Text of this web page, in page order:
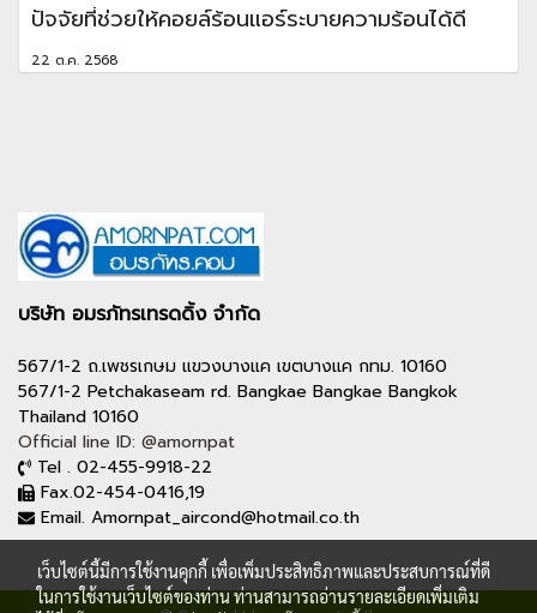
ปัจจัยที่ช่วยให้คอยล์ร้อนแอร์ระบายความร้อนได้ดี
22 ต.ค. 2568
บริษัท อมรภัทรเทรดดิ้ง จำกัด
567/1-2 ถ.เพชรเกษม แขวงบางแค เขตบางแค กทม. 10160
567/1-2 Petchakaseam rd. Bangkae Bangkae Bangkok
Thailand 10160
Official line ID: @amornpat
Tel . 02-455-9918-22
Fax.02-454-0416,19
Email. Amornpat_aircond@hotmail.co.th
เว็บไซต์นี้มีการใช้งานคุกกี้ เพื่อเพิ่มประสิทธิภาพและประสบการณ์ที่ดี
ในการใช้งานเว็บไซต์ของท่าน ท่านสามารถอ่านรายละเอียดเพิ่มเติม